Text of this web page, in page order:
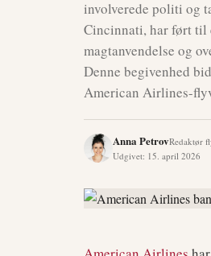
involverede politi og
Cincinnati, har ført til
magtanvendelse og
Denne begivenhed
American Airlines-
Anna PetrovRedaktør
Udgivet: 15. april 2026